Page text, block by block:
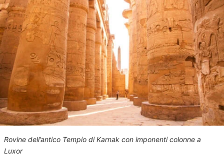
Rovine dell’antico Tempio di Karnak con imponenti colonne a
Luxor